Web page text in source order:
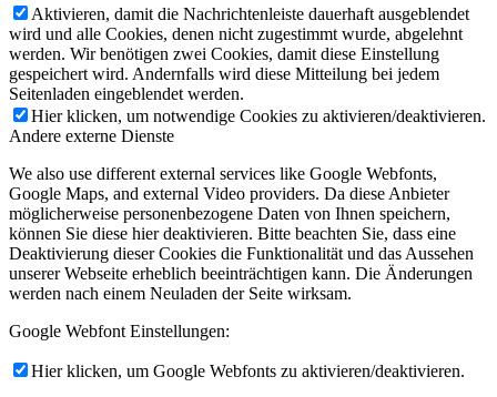
Aktivieren, damit die Nachrichtenleiste dauerhaft ausgeblendet
wird und alle Cookies, denen nicht zugestimmt wurde, abgelehnt
werden. Wir benötigen zwei Cookies, damit diese Einstellung
gespeichert wird. Andernfalls wird diese Mitteilung bei jedem
Seitenladen eingeblendet werden.
Hier klicken, um notwendige Cookies zu aktivieren/deaktivieren.
Andere externe Dienste
We also use different external services like Google Webfonts,
Google Maps, and external Video providers. Da diese Anbieter
möglicherweise personenbezogene Daten von Ihnen speichern,
können Sie diese hier deaktivieren. Bitte beachten Sie, dass eine
Deaktivierung dieser Cookies die Funktionalität und das Aussehen
unserer Webseite erheblich beeinträchtigen kann. Die Änderungen
werden nach einem Neuladen der Seite wirksam.
Google Webfont Einstellungen:
Hier klicken, um Google Webfonts zu aktivieren/deaktivieren.